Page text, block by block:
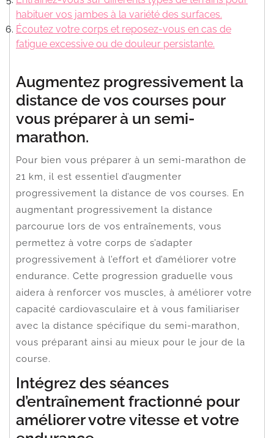
habituer vos jambes à la variété des surfaces.
Écoutez votre corps et reposez-vous en cas de
fatigue excessive ou de douleur persistante.
Augmentez progressivement la
distance de vos courses pour
vous préparer à un semi-
marathon.
Pour bien vous préparer à un semi-marathon de
21 km, il est essentiel d’augmenter
progressivement la distance de vos courses. En
augmentant progressivement la distance
parcourue lors de vos entraînements, vous
permettez à votre corps de s’adapter
progressivement à l’effort et d’améliorer votre
endurance. Cette progression graduelle vous
aidera à renforcer vos muscles, à améliorer votre
capacité cardiovasculaire et à vous familiariser
avec la distance spécifique du semi-marathon,
vous préparant ainsi au mieux pour le jour de la
course.
Intégrez des séances
d’entraînement fractionné pour
améliorer votre vitesse et votre